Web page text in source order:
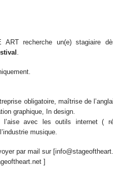
ART recherche un(e) stagiaire
.
obligatoire, maîtrise de
graphique, In design.
l’aise avec les outils internet (
musique.
par mail sur
]